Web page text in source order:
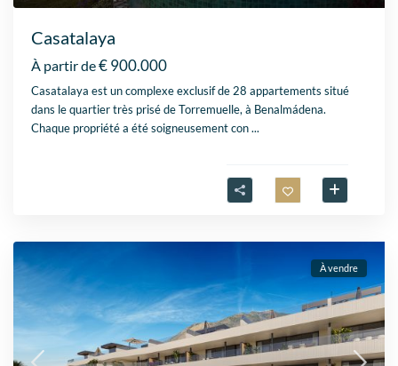
Casatalaya
À partir de€ 900.000
Casatalaya est un complexe exclusif de 28 appartements situé
dans le quartier très prisé de Torremuelle, à Benalmádena.
Chaque propriété a été soigneusement con...
À vendre